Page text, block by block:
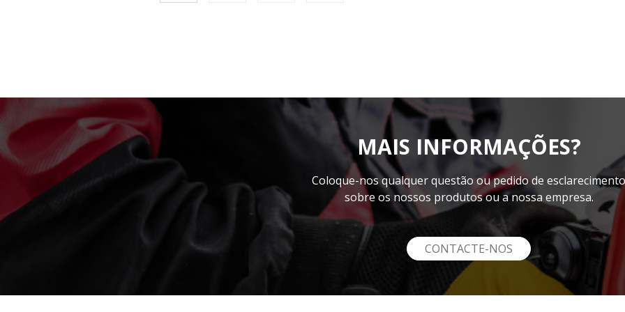
MAIS INFORMAÇÕES?
Coloque-nos qualquer questão ou pedido de esclarecimento
sobre os nossos produtos ou a nossa empresa.
CONTACTE-NOS